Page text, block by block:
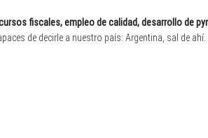
fiscales, empleo de calidad, desarrollo de
de decirle a nuestro país: Argentina, sal de ahí.